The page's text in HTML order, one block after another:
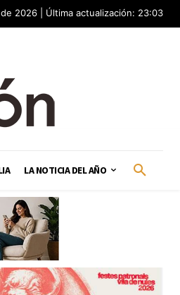
2026 | Última actualización: 23:03
LA NOTICIA DEL AÑO